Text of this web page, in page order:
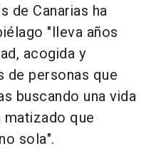
de Canarias ha
"lleva años
acogida y
personas que
buscando una vida
matizado que
sola".